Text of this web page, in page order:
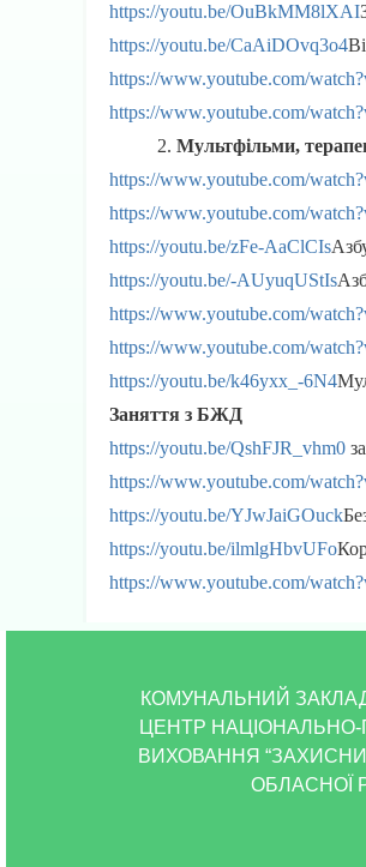
https://youtu.be/OuBkMM8lXAI
https://youtu.be/CaAiDOvq3o4
https://www.youtube.com/
https://www.youtube.com/
Мультфільми,
https://www.youtube.com/
https://www.youtube.com/
https://youtu.be/zFe-AaClCIs
https://youtu.be/-AUyuqUStIs
https://www.youtube.com/
https://www.youtube.com/
https://youtu.be/k46yxx_-6N4
Заняття з БЖД
https://youtu.be/QshFJR_vhm0
https://www.youtube.com/
https://youtu.be/YJwJaiGOuck
https://youtu.be/ilmlgHbvUFo
https://www.youtube.com/
КОМУНАЛЬНИЙ
ЦЕНТР
ВИХОВАННЯ
ОБЛАСНОЇ